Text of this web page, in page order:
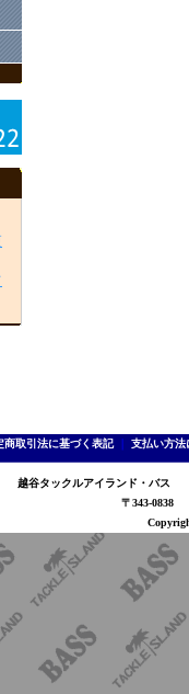
商取引法に基づく表記｜ 支払い方法
越谷タックルアイランド・バ
〒343-0838